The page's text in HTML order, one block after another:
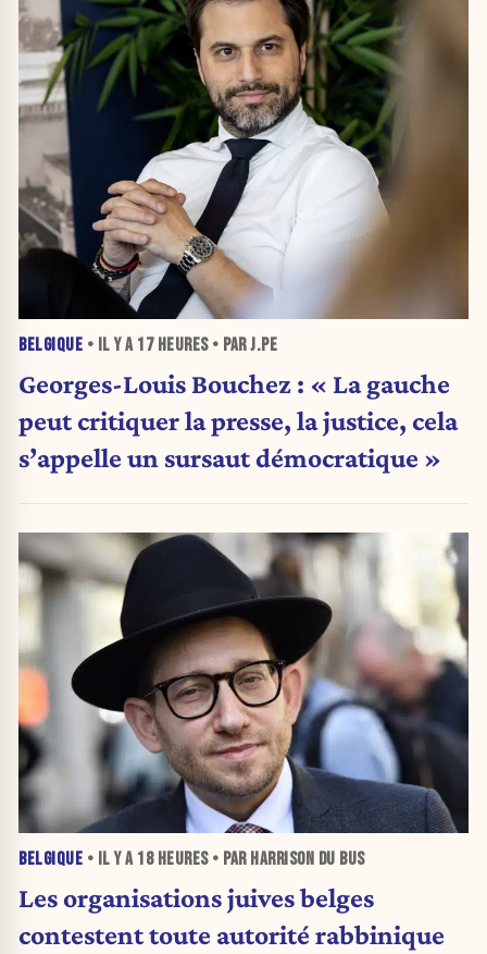
BELGIQUE • IL Y A 17 HEURES• PAR J.PE
Georges-Louis Bouchez : « La gauche
peut critiquer la presse, la justice, cela
s’appelle un sursaut démocratique »
BELGIQUE • IL Y A 18 HEURES• PAR HARRISON DU BUS
Les organisations juives belges
contestent toute autorité rabbinique